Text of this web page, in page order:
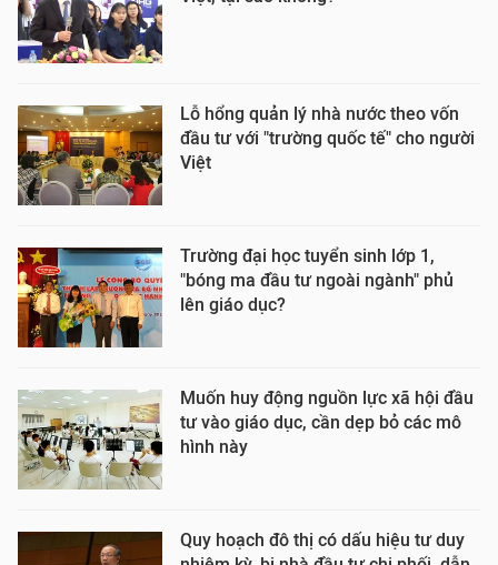
Lỗ hổng quản lý nhà nước theo vốn
đầu tư với "trường quốc tế" cho người
Việt
Trường đại học tuyển sinh lớp 1,
"bóng ma đầu tư ngoài ngành" phủ
lên giáo dục?
Muốn huy động nguồn lực xã hội đầu
tư vào giáo dục, cần dẹp bỏ các mô
hình này
Quy hoạch đô thị có dấu hiệu tư duy